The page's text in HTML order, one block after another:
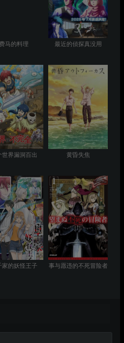
郎
费马的料理 最近的侦探真没用
世界漏洞百出 黄昏失焦
着悠哉异世界生活
家的妖怪王子 事与愿违的不死冒险者